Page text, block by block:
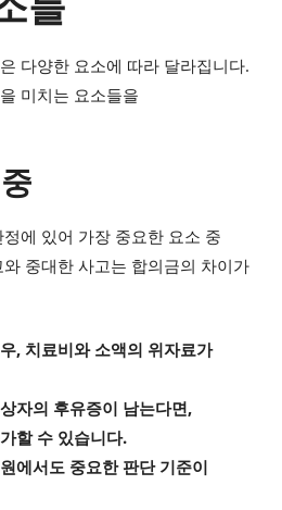
다양한 요소에 따라 달라집니다.
미치는 요소들을
에 있어 가장 중요한 요소 중
중대한 사고는 합의금의 차이가
, 치료비와 소액의 위자료가
자의 후유증이 남는다면,
할 수 있습니다.
에서도 중요한 판단 기준이